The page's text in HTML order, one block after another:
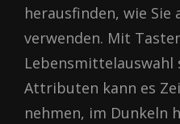
herausfinden, wie
verwenden. Mit
Lebensmittelauswahl
Attributen kann es
nehmen, im Dunkeln